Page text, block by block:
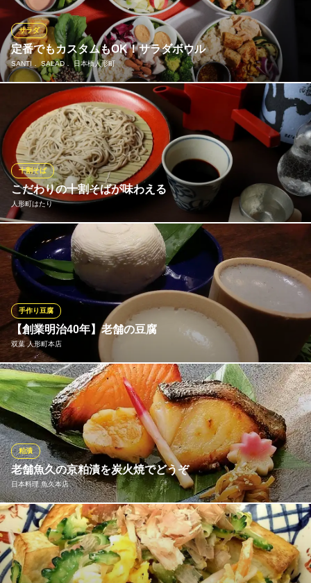
を心行くまでご堪能ください♪
熟成肉×WINE Trattoria Cordiale 人形町
ワインと熟成肉のお店
地下鉄日比谷線人形町駅A3番出口 徒歩1分
東京都中央区日本橋人形町2-6-9 1～3F
定番でもカスタムもOK！サラダボウル
SANTI． SALAD． 日本橋人形町
サラダ
偏りがちな栄養バランスを整え、心も体も満たすサラダボウルを
ご提供しています！食物繊維やたんぱく質をしっかり摂れる食材
を組み合わせ、トレーニング中の方や、美容・健康を意識する方
にもぴったり。ベースやトッピングを自由に選んで、その日の気
分やライフスタイルに合わせた”自分だけのボウル”をお楽しみくだ
さい。
サラダボウル専門店
地下鉄日比谷線人形町駅 徒歩4分
東京都中央区日本橋堀留町1-6-1
こだわりの十割そばが味わえる
人形町はたり
十割そば
そば粉を石臼でゆっくりと挽き、きめ細かに練りこまれ、噛むほ
どに香りが広がる自家製のそば。辛味の利いたつゆが更に風味を
引き立てます。そば粉は旬の期間が短いため２週おきに素材選定
を実施。常により良い状態での提供を徹底します。この他、出汁
巻き卵も「魔法卵」「むそうどり」というブランド卵を使用して
います。
人形町はたり
日本酒で楽しむ蕎麦屋
地下鉄日比谷線人形町駅 徒歩2分
東京都中央区日本橋人形町2-9-4
【創業明治40年】老舗の豆腐
双葉 人形町本店
手作り豆腐
創業は明治40年！下町で4代続く味と質にこだわったお店です。普
段口にしている豆腐とは違い、濃厚で刺激的な口当たりをご堪能
ください。
双葉 人形町本店
昔ながらの豆腐料理
地下鉄日比谷線人形町駅A1出口 徒歩1分
東京都中央区日本橋人形町2-4-9 双葉ビル2F
老舗魚久の京粕漬を炭火焼でどうぞ
日本料理 魚久本店
粕漬
創業から百年を迎える魚久は日本初の京粕漬専門店です。魚久看
板の酒粕漬は脂乗りの良い魚との相性が良く、風雅な酒粕白味噌
漬は魚本来の味を引き立て、味噌酒粕漬は個性ある魚を濃厚な味
に仕上げています。魚久は厳選した鮮魚に合わせ、三種の粕床で